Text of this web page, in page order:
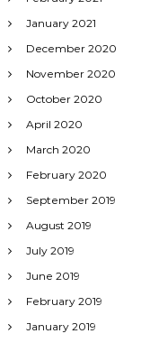
January 2021
December 2020
November 2020
October 2020
April 2020
March 2020
February 2020
September 2019
August 2019
July 2019
June 2019
February 2019
January 2019